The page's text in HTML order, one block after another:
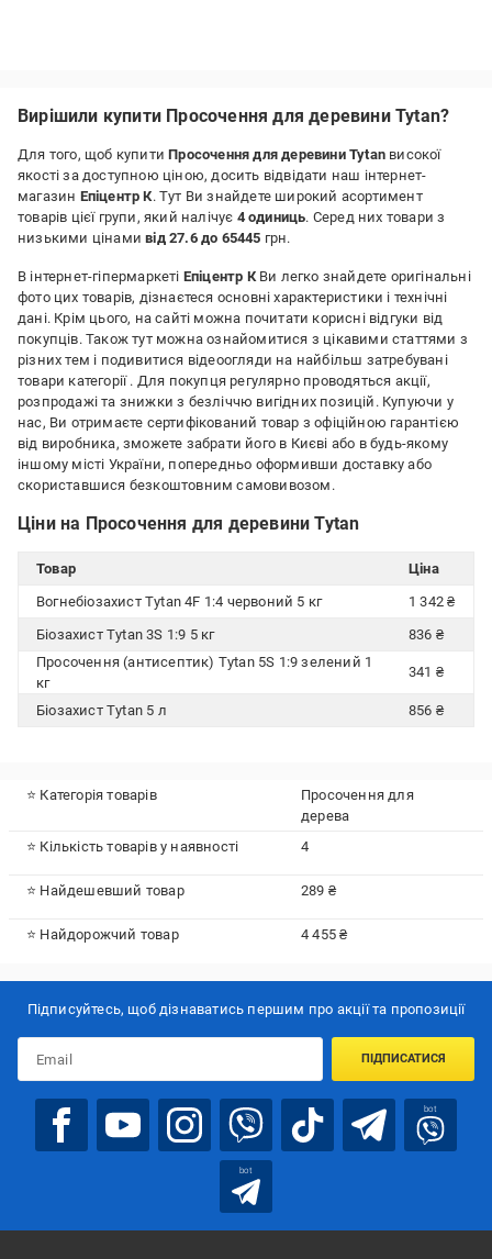
Вирішили купити Просочення для деревини Tytan?
Для того, щоб купитиПросочення для деревини Tytan високої
якості за доступною ціною, досить відвідати наш інтернет-
магазин Епіцентр К. Тут Ви знайдете широкий асортимент
товарів цієї групи, який налічує 4 одиниць. Серед них товари з
низькими цінамивід 27.6 до 65445 грн.
В інтернет-гіпермаркеті Епіцентр КВи легко знайдете оригінальні
фото цих товарів, дізнаєтеся основні характеристики і технічні
дані. Крім цього, на сайті можна почитати корисні відгуки від
покупців. Також тут можна ознайомитися з цікавими статтями з
різних тем і подивитися відеоогляди на найбільш затребувані
товари категорії . Для покупця регулярно проводяться акції,
розпродажі та знижки з безліччю вигідних позицій. Купуючи у
нас, Ви отримаєте сертифікований товар з офіційною гарантією
від виробника, зможете забрати його в Києві або в будь-якому
іншому місті України, попередньо оформивши доставку або
скориставшися безкоштовним самовивозом.
Ціни на Просочення для деревини Tytan
Товар
Ціна
Вогнебіозахист Tytan 4F 1:4 червоний 5 кг
1 342 ₴
Біозахист Tytan 3S 1:9 5 кг
836 ₴
Просочення (антисептик) Tytan 5S 1:9 зелений 1
кг
341 ₴
Біозахист Tytan 5 л 856 ₴
⭐ Категорія товарів
Просочення для
дерева
⭐ Кількість товарів у наявності
4
⭐ Найдешевший товар 289 ₴
⭐ Найдорожчий товар 4 455 ₴
Підписуйтесь, щоб дізнаватись першим про акції та пропозиції
ПІДПИСАТИСЯ
bot
bot